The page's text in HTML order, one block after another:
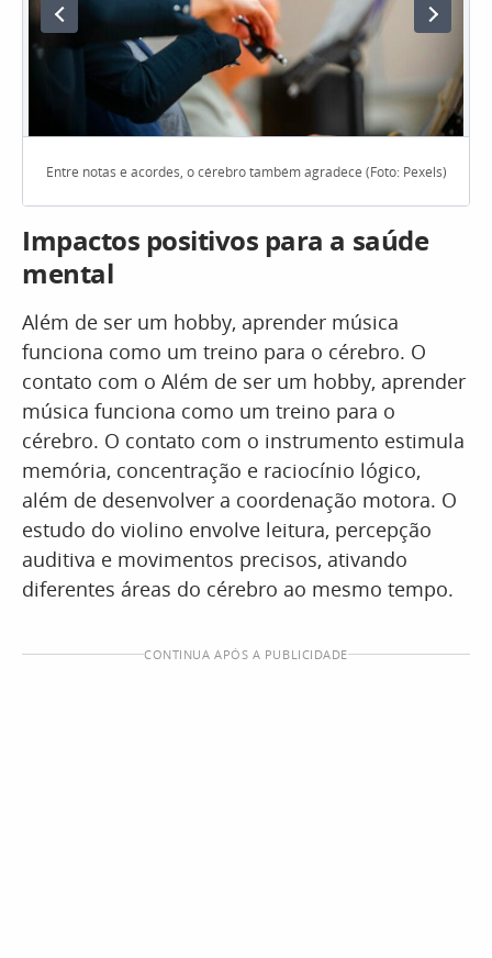
Entre notas e acordes, o cérebro também agradece (Foto: Pexels)
Impactos positivos para a saúde
mental
Além de ser um hobby, aprender música
funciona como um treino para o cérebro. O
contato com o Além de ser um hobby, aprender
música funciona como um treino para o
cérebro. O contato com o instrumento estimula
memória, concentração e raciocínio lógico,
além de desenvolver a coordenação motora. O
estudo do violino envolve leitura, percepção
auditiva e movimentos precisos, ativando
diferentes áreas do cérebro ao mesmo tempo.
CONTINUA APÓS A PUBLICIDADE